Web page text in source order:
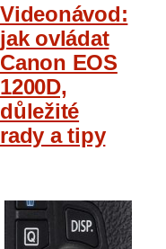
Videonávod:
jak ovládat
Canon EOS
1200D,
důležité
rady a tipy